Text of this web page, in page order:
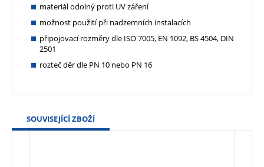
materiál odolný proti UV záření
možnost použití při nadzemních instalacích
připojovací rozměry dle ISO 7005, EN 1092, BS 4504, DIN
2501
rozteč děr dle PN 10 nebo PN 16
SOUVISEJÍCÍ ZBOŽÍ